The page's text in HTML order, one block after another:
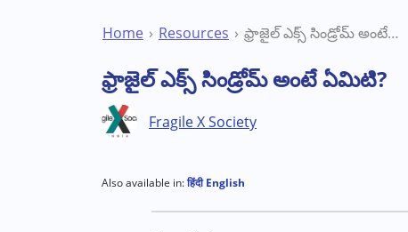
Home Resources ఫ్రాజైల్ ఎక్స్ సిండ్రోమ్ అంటే ఏమిటి?
ఫ్రాజైల్ ఎక్స్ సిండ్రోమ్ అంటే ఏమిటి?
Fragile X Society
Also available in:हिंदीEnglish